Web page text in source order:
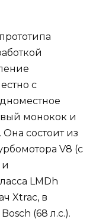
с
монокок и
состоит из
V8 (с
LMDh
Xtrac, в
(68 л.с.).